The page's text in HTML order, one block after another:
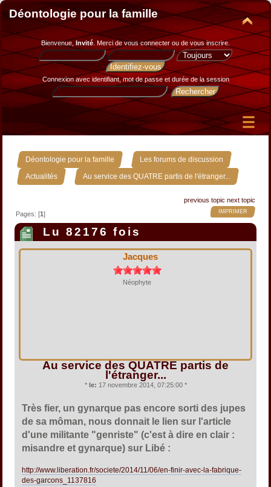
Déontologie pour la famille
Bienvenue, Invité. Merci devous connecter ou de vous inscrire.
Connexion avec identifiant, mot de passe et durée de la session
Déontologie pour la famille » Les forums de discussion »
Actualités » Au service des QUATRE partis de l'étranger...
previous topic next topic
IMPRIMER
Pages: [1]
Lu 82176 fois
Jacques
Néophyte
Au service des QUATRE partis de
l'étranger...
* le: 17 novembre 2014, 07:25:00 *
Très fier, un gynarque pas encore sorti des jupes
de sa môman, nous donnait le lien sur l'article
d'une militante "genriste" (c'est à dire en clair :
misandre et gynarque) sur Libé :
http://www.liberation.fr/societe/2014/11/06/en-finir-avec-la-fabrique-
des-garcons_1137816